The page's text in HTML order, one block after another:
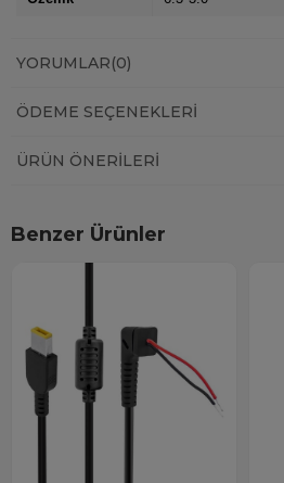
YORUMLAR(0)
ÖDEME SEÇENEKLERI
ÜRÜN ÖNERILERI
Benzer Ürünler